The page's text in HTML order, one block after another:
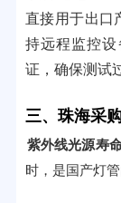
直接用于出口
持远程监控
证，确保测试
三、珠海采
紫外线光源寿
时，是国产灯管